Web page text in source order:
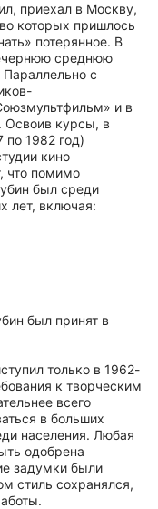
приехал в Москву,
которых пришлось
потерянное. В
среднюю
с
и в
Освоив курсы, в
по 1982 год)
кино
что помимо
был среди
лет, включая:
был принят в
только в 1962-
к творческим
всего
в больших
населения. Любая
одобрена
задумки были
стиль сохранялся,